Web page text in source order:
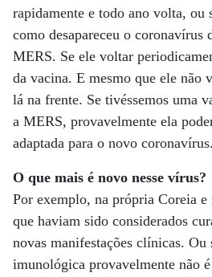
rapidamente e todo ano volta, ou
como desapareceu o coronavírus
MERS. Se ele voltar
da vacina. E mesmo que ele não
lá na frente. Se tivéssemos uma
a MERS, provavelmente ela
adaptada para o novo coronavírus.
O que mais é novo nesse vírus?
Por exemplo, na própria Coreia
que haviam sido considerados
novas manifestações clínicas. Ou
imunológica provavelmente não